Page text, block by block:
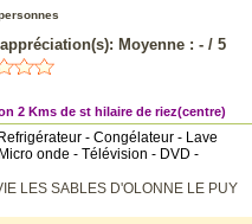
appréciation(s): Moyenne : - / 5
2 Kms de st hilaire de riez(centre)
- Congélateur - Lave
onde - Télévision - DVD -
LES SABLES D'OLONNE LE PUY